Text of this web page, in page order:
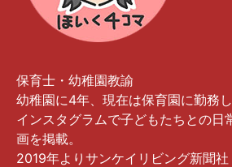
保育士・幼稚園教諭
幼稚園に4年、現在は保育園に勤務し
インスタグラムで子どもたちとの日
画を掲載。
2019年よりサンケイリビング新聞